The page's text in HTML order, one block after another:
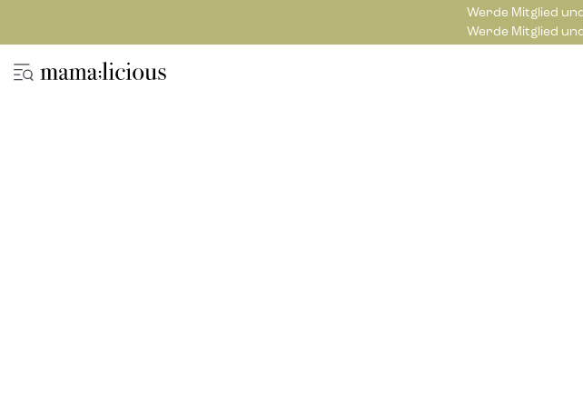
Werde Mitglied
Werde Mitglied